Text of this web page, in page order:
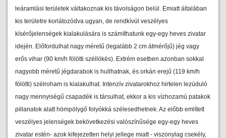
leáramlási területek váltakoznak kis távolságon belül. Emiatt általában
kis területre korlátozódva ugyan, de rendkívül veszélyes
kísérőjelenségek kialakulására is számíthatunk egy-egy heves zivatar
idején. Előfordulhat nagy méretű (legalább 2 cm átmérőjű) jég vagy
erős vihar (90 km/h fölötti széllökés). Extrém esetben azonban sokkal
nagyobb méretű jégdarabok is hullhatnak, és orkán erejű (119 km/h
fölötti) szélroham is kialakulhat. Intenzív zivatarokhoz hirtelen lezúduló
nagy mennyiségű csapadék is társulhat, ekkor a kis vízhozamú patakok
pillanatok alatt hömpölygő folyókká szélesedhetnek. Az előbb említett
veszélyes jelenségek bekövetkezési valószínűsége egy-egy heves
zivatar estén- azok kifejezetten helyi jellege miatt - viszonylag csekély,